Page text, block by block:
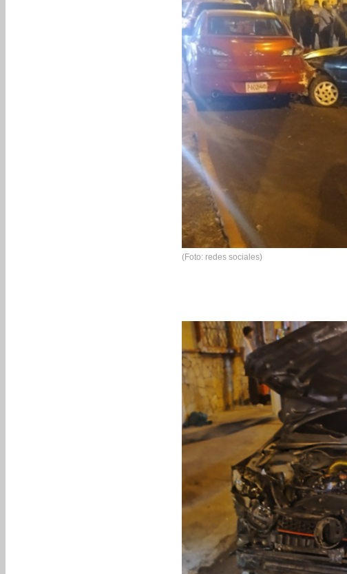
(Foto: redes sociales)